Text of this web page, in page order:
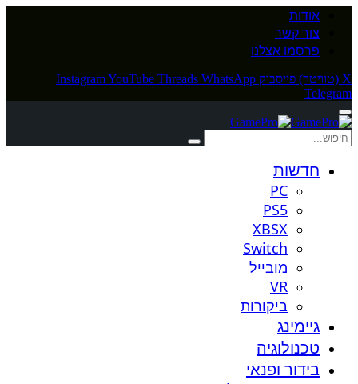
אודות
צור קשר
פרסמו אצלנו
X (טוויטר) פייסבוק InstagramYouTube Threads WhatsApp
Telegram
חדשות
PC
PS5
XBSX
Switch
מובייל
VR
ביקורות
גיימינג
טכנולוגיה
בידור ופנאי